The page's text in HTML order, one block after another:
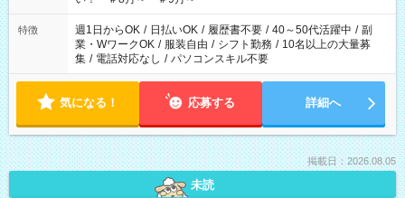
特徴 週1日からOK / 日払いOK / 履歴書不要 / 40～50代活躍中 / 副
業・WワークOK / 服装自由 / シフト勤務 / 10名以上の大量募
集 / 電話対応なし / パソコンスキル不要
気になる！ 応募する 詳細へ
掲載日：2026.08.05
未読